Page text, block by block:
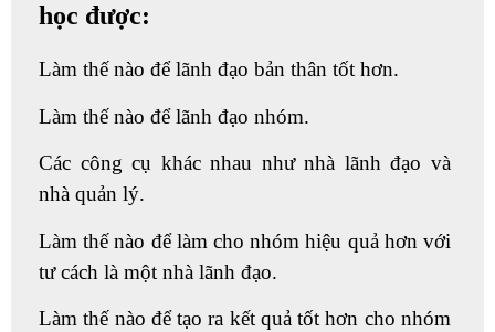
học được:
Làm thế nào để lãnh đạo bản thân tốt hơn.
Làm thế nào để lãnh đạo nhóm.
Các công cụ khác nhau như nhà lãnh đạo và
nhà quản lý.
Làm thế nào để làm cho nhóm hiệu quả hơn với
tư cách là một nhà lãnh đạo.
Làm thế nào để tạo ra kết quả tốt hơn cho nhóm